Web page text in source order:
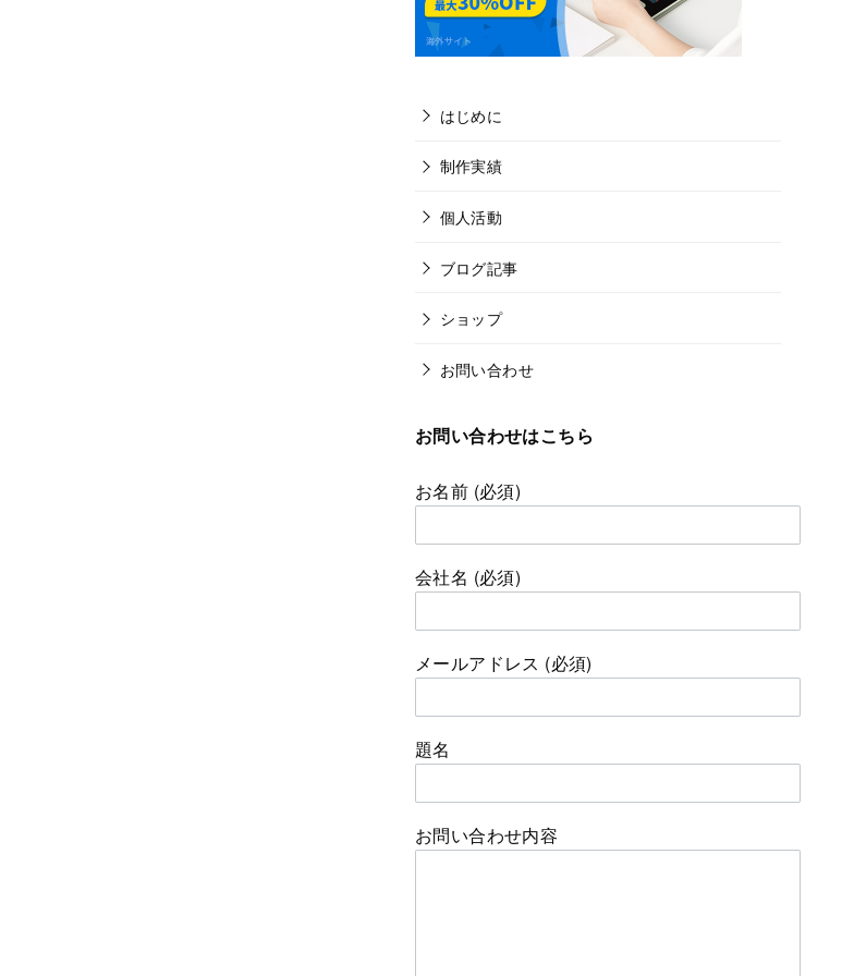
はじめに
制作実績
個人活動
ブログ記事
ショップ
お問い合わせ
お問い合わせはこちら
お名前 (必須)
会社名 (必須)
メールアドレス (必須)
題名
お問い合わせ内容